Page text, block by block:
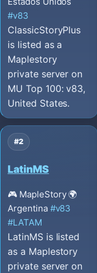
#v83
ClassicStoryPlus
is listed as a
Maplestory
private server on
MU Top 100: v83,
United States.
#2
LatinMS
🎮 MapleStory 🌍
Argentina #v83
#LATAM
LatinMS is listed
as a Maplestory
private server on